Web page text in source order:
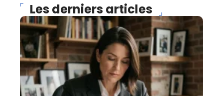
Les derniers articles